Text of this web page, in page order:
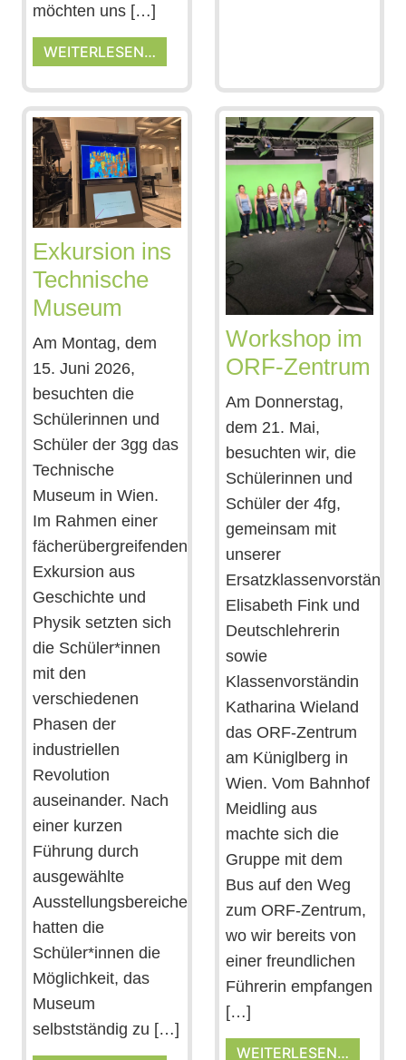
möchten uns […]
WEITERLESEN…
Exkursion ins
Technische
Museum
Am Montag, dem
15. Juni 2026,
besuchten die
Schülerinnen und
Schüler der 3gg das
Technische
Museum in Wien.
Im Rahmen einer
fächerübergreifenden
Exkursion aus
Geschichte und
Physik setzten sich
die Schüler*innen
mit den
verschiedenen
Phasen der
industriellen
Revolution
auseinander. Nach
einer kurzen
Führung durch
ausgewählte
Ausstellungsbereiche
hatten die
Schüler*innen die
Möglichkeit, das
Museum
selbstständig zu […]
Workshop im
ORF-Zentrum
Am Donnerstag,
dem 21. Mai,
besuchten wir, die
Schülerinnen und
Schüler der 4fg,
gemeinsam mit
unserer
Ersatzklassenvorständin
Elisabeth Fink und
Deutschlehrerin
sowie
Klassenvorständin
Katharina Wieland
das ORF-Zentrum
am Küniglberg in
Wien. Vom Bahnhof
Meidling aus
machte sich die
Gruppe mit dem
Bus auf den Weg
zum ORF-Zentrum,
wo wir bereits von
einer freundlichen
Führerin empfangen
[…]
WEITERLESEN…